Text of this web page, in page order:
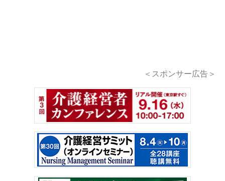
＜スポンサー広告＞